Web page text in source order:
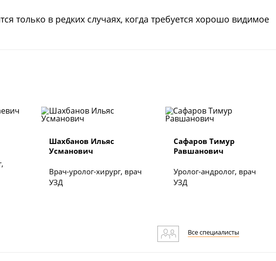
только в редких случаях, когда требуется хорошо видимое
Шахбанов Ильяс
Усманович
Врач-уролог-хирург, врач
УЗД
Сафаров Тимур
Равшанович
Уролог-андролог, врач
УЗД
Все специалисты